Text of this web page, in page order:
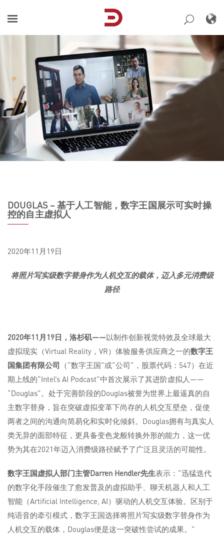
content
DOUGLAS – 基于人工智能，数字王国展示可实时操
控的自主虚拟人
2020年11月19日
将照片写实级数字替身作为人机交互的载体，迈入多元消费级
路径
2020年11 月 19日，洛杉矶——以制作创新视觉特效及全球最大
虚拟现实（Virtual Reality，VR）体验服务供应商之一的数字王
国集团有限公司 （“数字王国”或“公司”，股票代码：547）在近
期上线的“Intel’s AI Podcast”中首次展示了其进阶虚拟人——
“Douglas”。处于完善阶段的Douglas被誉为世界上最逼真的自
主数字替身，旨在突破虚拟变革下尚存的人机交互壁垒，促使
两者之间的沟通向简易化和实时化倾斜。Douglas拥有与真实人
类无异的面部特征，更具备变色龙般转换外形的能力，这一优
势为其在2021年迈入消费级路径赋予了广泛且灵活的可能性。
数字王国虚拟人部门主管Darren Hendler先生表示：“迅猛迭代
的数字化手段催生了愈发普及的虚拟助手、聊天机器人和人工
智能（Artificial Intelligence, AI）驱动的人机交互体验。区别于
纯语音的牵引模式，数字王国选择将照片写实级数字替身作为
人机交互的载体，Douglas便是这一突破性尝试的成果。”